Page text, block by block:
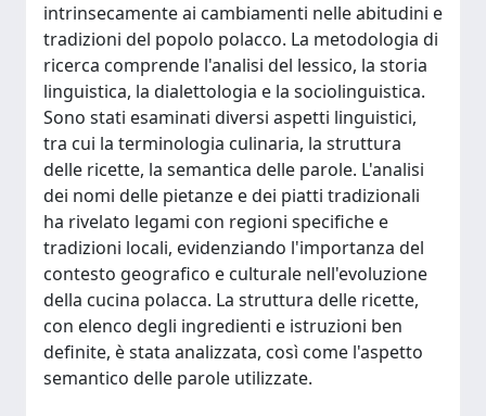
intrinsecamente ai cambiamenti nelle abitudini e
tradizioni del popolo polacco. La metodologia di
ricerca comprende l'analisi del lessico, la storia
linguistica, la dialettologia e la sociolinguistica.
Sono stati esaminati diversi aspetti linguistici,
tra cui la terminologia culinaria, la struttura
delle ricette, la semantica delle parole. L'analisi
dei nomi delle pietanze e dei piatti tradizionali
ha rivelato legami con regioni specifiche e
tradizioni locali, evidenziando l'importanza del
contesto geografico e culturale nell'evoluzione
della cucina polacca. La struttura delle ricette,
con elenco degli ingredienti e istruzioni ben
definite, è stata analizzata, così come l'aspetto
semantico delle parole utilizzate.